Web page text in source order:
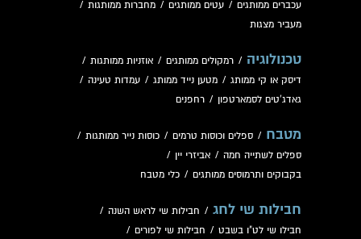
עכברים ממותגים / עטים ממותגים / מחברות ממותגות /
מעביר מצגות
טכנולוגיה / רמקולים ממותגים / אוזניות ממותגות /
דיסק או קי ממותג / מטען נייד ממותג / עמדות טעינה /
גאדג'טים לסמארטפון / רחפנים
מטבח / ספלים וכוסות טרמים / כוסות נייר ממותגות /
ספלים לשתייה חמה / אביזרי יין /
בקבוקים ותרמוסים ממותגים / כלי מטבח
חבילות שי לחג / חבילות שי לראש השנה /
חבילו שי לט"ו בשבט / חבילות שי לפורים /